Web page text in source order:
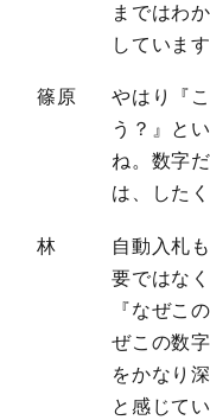
まではわ
しています
篠原
やはり『
う？』と
ね。数字
は、した
林
自動入札
要ではな
『なぜこ
ぜこの数
をかなり
と感じてい